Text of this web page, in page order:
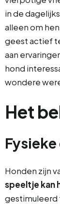
in de
alleen om
geest actief
aan
hond
wondere
Het
Honden zijn
speeltje kan
gestimuleerd